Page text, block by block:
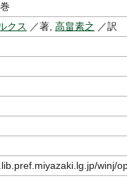
クス ／著, 高畠素之 ／訳
winj/